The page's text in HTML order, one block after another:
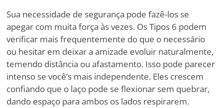
Sua necessidade de segurança pode fazê-los se
apegar com muita força às vezes. Os Tipos 6 podem
verificar mais frequentemente do que o necessário
ou hesitar em deixar a amizade evoluir naturalmente,
temendo distância ou afastamento. Isso pode parecer
intenso se você’s mais independente. Eles crescem
confiando que o laço pode se flexionar sem quebrar,
dando espaço para ambos os lados respirarem.